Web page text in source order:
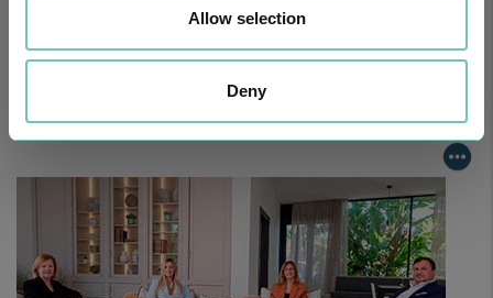
Allow selection
Deny
Realizou-se no Hospital CUF Faro a primeira Cirurgia de Estrabismo
Pediátrico n…